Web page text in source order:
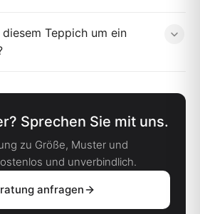
Teppich um ein
Sprechen Sie mit uns.
zu Größe, Muster und
und unverbindlich.
anfragen